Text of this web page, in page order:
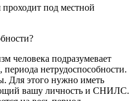
проходит под местной
человека подразумевает
периода нетрудоспособности.
Для этого нужно иметь
вашу личность и СНИЛС.